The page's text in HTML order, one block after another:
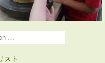
スト